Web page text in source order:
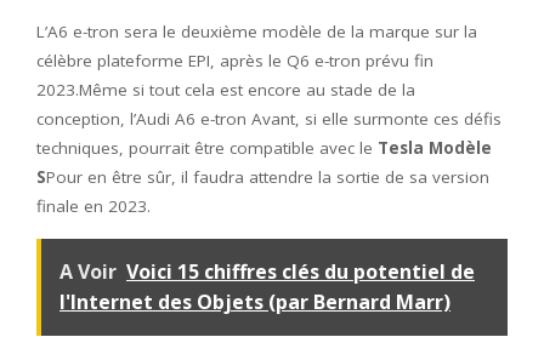
L’A6 e-tron sera le deuxième modèle de la marque sur la
célèbre plateforme EPI, après le Q6 e-tron prévu fin
2023.Même si tout cela est encore au stade de la
conception, l’Audi A6 e-tron Avant, si elle surmonte ces défis
techniques, pourrait être compatible avec le Tesla Modèle
SPour en être sûr, il faudra attendre la sortie de sa version
finale en 2023.
A Voir Voici 15 chiffres clés du potentiel de
l'Internet des Objets (par Bernard Marr)